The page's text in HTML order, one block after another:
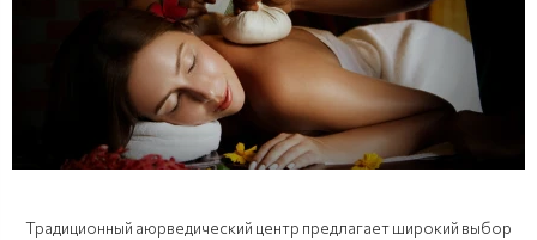
Традиционный аюрведический центр предлагает широкий выбор